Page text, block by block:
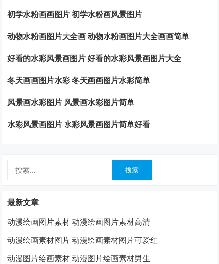
初学水粉画画图片 初学水粉画风景图片
动物水粉画图片大全画 动物水粉画图片大全画画简单
好看的水彩风景画图片 好看的水彩风景画图片大全
冬天画画图片水彩 冬天画画图片水彩简单
风景画水彩图片 风景画水彩图片简单
水彩风景画图片 水彩风景画图片简单好看
最新文章
动漫绘画图片素材 动漫绘画图片素材高清
动漫绘画素材图片 动漫绘画素材图片可爱红
动漫图片绘画素材 动漫图片绘画素材男生